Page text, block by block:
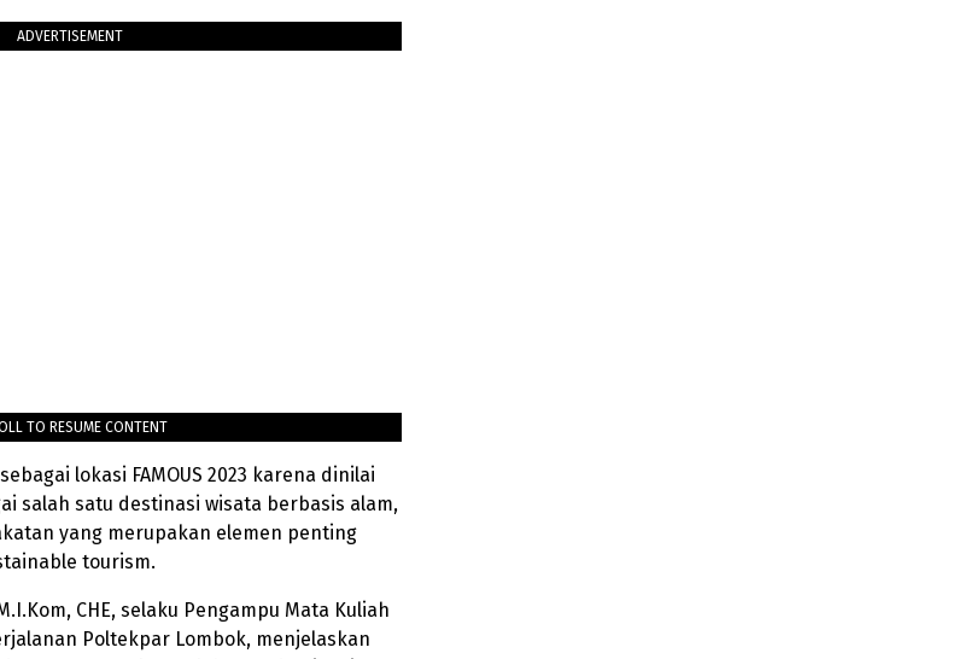
ADVERTISEMENT
TO RESUME CONTENT
lokasi FAMOUS 2023 karena dinilai
salah satu destinasi wisata berbasis alam,
yang merupakan elemen penting
tourism.
CHE, selaku Pengampu Mata Kuliah
Poltekpar Lombok, menjelaskan